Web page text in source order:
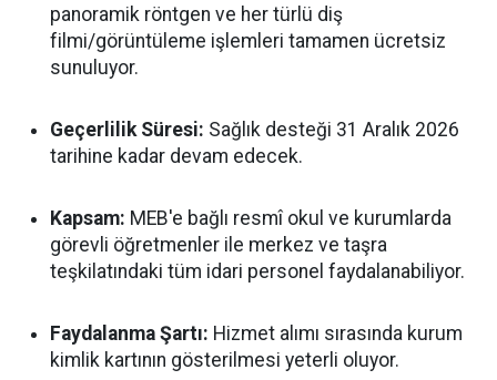
panoramik röntgen ve her türlü diş
filmi/görüntüleme işlemleri tamamen ücretsiz
sunuluyor.
Geçerlilik Süresi: Sağlık desteği 31 Aralık 2026
tarihine kadar devam edecek.
Kapsam: MEB'e bağlı resmî okul ve kurumlarda
görevli öğretmenler ile merkez ve taşra
teşkilatındaki tüm idari personel faydalanabiliyor.
Faydalanma Şartı: Hizmet alımı sırasında kurum
kimlik kartının gösterilmesi yeterli oluyor.